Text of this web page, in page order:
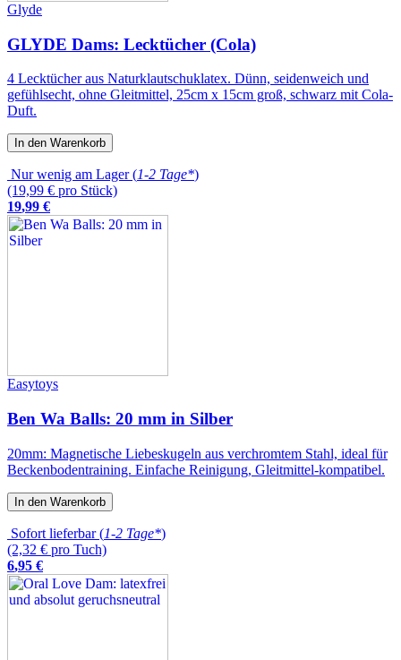
Glyde
GLYDE Dams: Lecktücher (Cola)
4 Lecktücher aus Naturklautschuklatex. Dünn, seidenweich und
gefühlsecht, ohne Gleitmittel, 25cm x 15cm groß, schwarz mit Cola-
Duft.
In den Warenkorb
Nur wenig am Lager (1-2 Tage*)
(19,99 € pro Stück)
19,99 €
Easytoys
Ben Wa Balls: 20 mm in Silber
20mm: Magnetische Liebeskugeln aus verchromtem Stahl, ideal für
Beckenbodentraining. Einfache Reinigung, Gleitmittel-kompatibel.
In den Warenkorb
Sofort lieferbar (1-2 Tage*)
(2,32 € pro Tuch)
6,95 €